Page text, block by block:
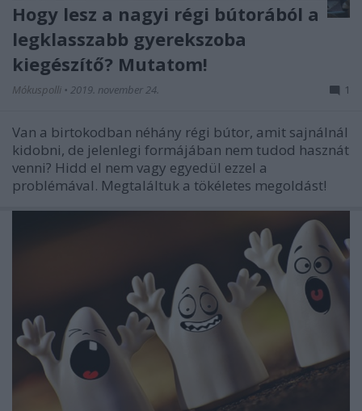
Hogy lesz a nagyi régi bútorából a
legklasszabb gyerekszoba
kiegészítő? Mutatom!
Mókuspolli • 2019. november 24. 1
Van a birtokodban néhány régi bútor, amit sajnálnál
kidobni, de jelenlegi formájában nem tudod hasznát
venni? Hidd el nem vagy egyedül ezzel a
problémával. Megtaláltuk a tökéletes megoldást!